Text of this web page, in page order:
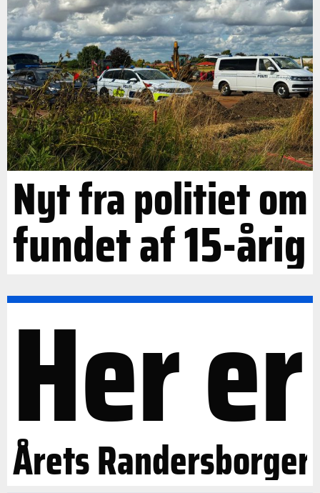
Nyt fra politiet om
fundet af 15-årig
Her er
Årets Randersborger